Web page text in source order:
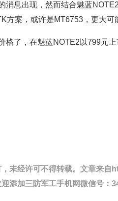
消息出现，然而结合魅蓝
方案，或许是MT6753，更大可
格了，在魅蓝NOTE2以799元
，未经许可不得转载。文章来
添加三防军工手机网微信号：